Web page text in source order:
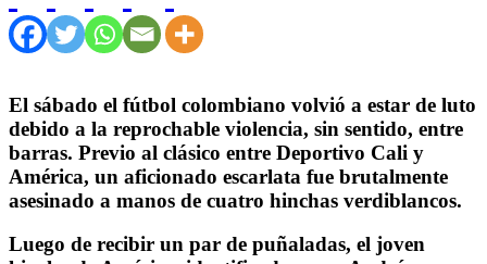
El sábado el fútbol colombiano volvió a estar de luto
debido a la reprochable violencia, sin sentido, entre
barras. Previo al clásico entre Deportivo Cali y
América, un aficionado escarlata fue brutalmente
asesinado a manos de cuatro hinchas verdiblancos.
Luego de recibir un par de puñaladas, el joven